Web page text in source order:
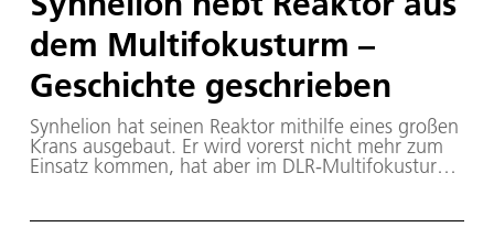
dem Multifokusturm –
Geschichte geschrieben
Synhelion hat seinen Reaktor mithilfe eines großen
Krans ausgebaut. Er wird vorerst nicht mehr zum
Einsatz kommen, hat aber im DLR-Multifokusturm